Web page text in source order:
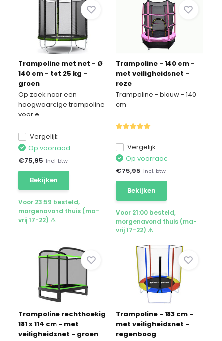
Trampoline met net - Ø
140 cm - tot 25 kg -
groen
Op zoek naar een
hoogwaardige trampoline
voor e...
Vergelijk
Op voorraad
€75,95 Incl. btw
Bekijken
Voor 23:59 besteld,
morgenavond thuis (ma-
vrij 17-22) ⚠
Trampoline - 140 cm -
met veiligheidsnet -
roze
Trampoline - blauw - 140
cm
Vergelijk
Op voorraad
€75,95 Incl. btw
Bekijken
Voor 21:00 besteld,
morgenavond thuis (ma-
vrij 17-22) ⚠
Trampoline rechthoekig
181 x 114 cm - met
veiligheidsnet - groen
Trampoline - 183 cm -
met veiligheidsnet -
regenboog